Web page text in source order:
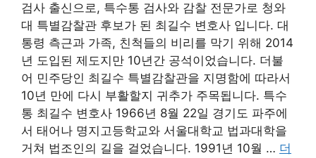
검사 출신으로, 특수통 검사와 감찰 전문가로 청와
대 특별감찰관 후보가 된 최길수 변호사 입니다. 대
통령 측근과 가족, 친척들의 비리를 막기 위해 2014
년 도입된 제도지만 10년간 공석이었습니다. 더불
어 민주당인 최길수 특별감찰관을 지명함에 따라서
10년 만에 다시 부활할지 귀추가 주목됩니다. 특수
통 최길수 변호사 1966년 8월 22일 경기도 파주에
서 태어나 명지고등학교와 서울대학교 법과대학을
거쳐 법조인의 길을 걸었습니다. 1991년 10월 … 더